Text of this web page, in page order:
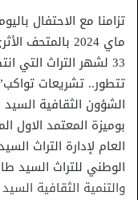
ماي 2024
33 لشهر التراث
تتطور.. تشريعات
الشؤون الثقافية
بوميزة المعتمد الاول
العام لإدارة التراث
الوطني للتراث السيد
والتنمية الثقافية